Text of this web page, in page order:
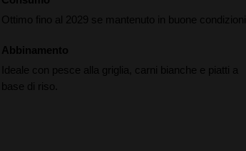
Ottimo fino al 2029 se mantenuto in buone condizioni.
Abbinamento
Ideale con pesce alla griglia, carni bianche e piatti a
base di riso.